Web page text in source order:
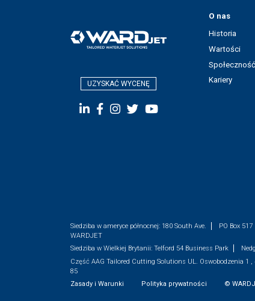
UZYSKAĆ WYCENĘ
O nas
Historia
Wartości
Społeczność
Kariery
Siedziba w ameryce północnej: 180 South Ave. PO Box 517
WARDJET
Siedziba w Wielkiej Brytanii: Telford 54 Business Park
Część AAG Tailored Cutting Solutions UL. Oswobodzenia 1 ,
85
Zasady i Warunki
Polityka prywatności ©